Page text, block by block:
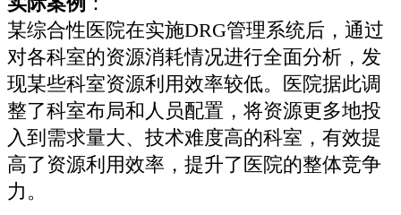
某综合性医院在实施DRG管理系统后，通过
对各科室的资源消耗情况进行全面分析，发
现某些科室资源利用效率较低。医院据此调
整了科室布局和人员配置，将资源更多地投
入到需求量大、技术难度高的科室，有效提
高了资源利用效率，提升了医院的整体竞争
力。